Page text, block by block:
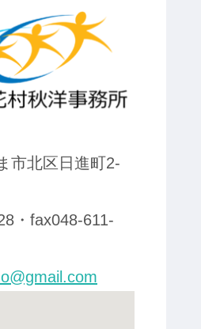
市北区日進町2-
・fax048-611-